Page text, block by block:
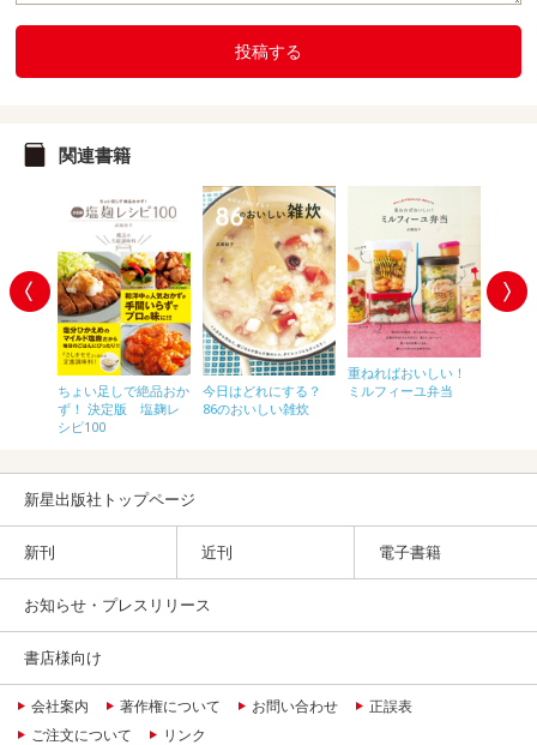
投稿する
関連書籍
ちょい足しで絶品おか
ず！ 決定版 塩麹レ
シピ100
今日はどれにする？
86のおいしい雑炊
重ねればおいしい！
ミルフィーユ弁当
新星出版社トップページ
新刊 近刊 電子書籍
お知らせ・プレスリリース
書店様向け
会社案内 著作権について お問い合わせ
正誤表
ご注文について
リンク